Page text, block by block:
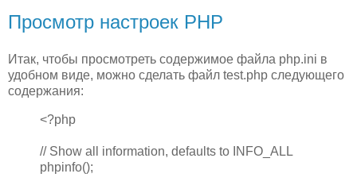
Просмотр настроек PHP
Итак, чтобы просмотреть содержимое файла php.ini в
удобном виде, можно сделать файл test.php следующего
содержания:
<?php
// Show all information, defaults to INFO_ALL
phpinfo();